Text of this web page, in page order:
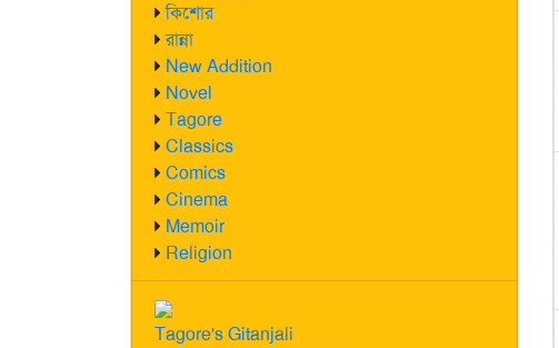
কিশোর
রান্না
New Addition
Novel
Tagore
Classics
Comics
Cinema
Memoir
Religion
Tagore's Gitanjali